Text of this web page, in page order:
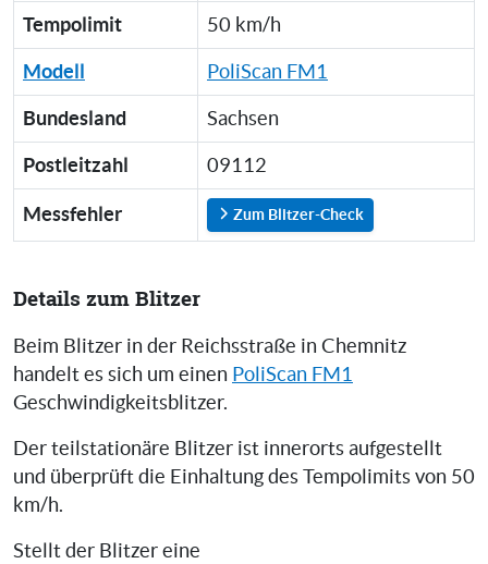
Tempolimit 50 km/h
Modell PoliScan FM1
Bundesland Sachsen
Postleitzahl 09112
Messfehler Zum Blitzer-Check
Details zum Blitzer
Beim Blitzer in der Reichsstraße in Chemnitz
handelt es sich um einen PoliScan FM1
Geschwindigkeitsblitzer.
Der teilstationäre Blitzer ist innerorts aufgestellt
und überprüft die Einhaltung des Tempolimits von 50
km/h.
Stellt der Blitzer eine